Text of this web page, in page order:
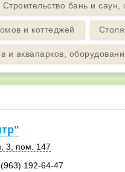
Строительство бань и саун,
и коттеджей
и аквапарков,
3
пом. 147
192-64-47